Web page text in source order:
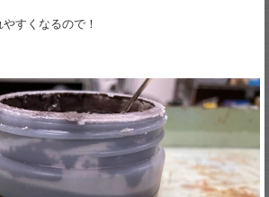
すくなるので！